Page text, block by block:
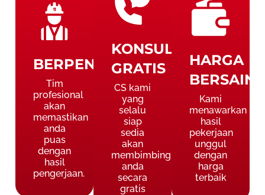
BERPENGALAMAN
Tim
profesional
akan
memastikan
anda
puas
dengan
hasil
pengerjaan.
KONSULTASI
GRATIS
CS kami
yang
selalu
siap
sedia
akan
membimbing
anda
secara
gratis
HARGA
Kami
menawarkan
hasil
pekerjaan
unggul
dengan
harga
terbaik